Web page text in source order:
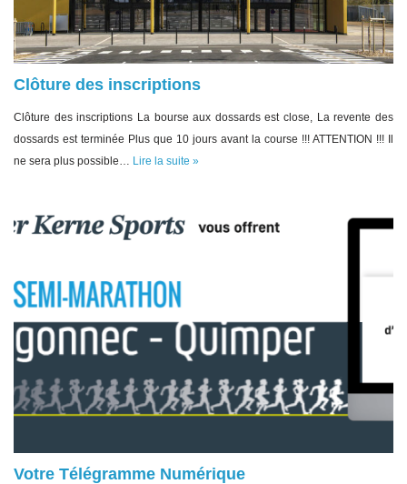
Clôture des inscriptions
Clôture des inscriptions La bourse aux dossards est close, La revente des
dossards est terminée Plus que 10 jours avant la course !!! ATTENTION !!! Il
ne sera plus possible… Lire la suite »
Votre Télégramme Numérique